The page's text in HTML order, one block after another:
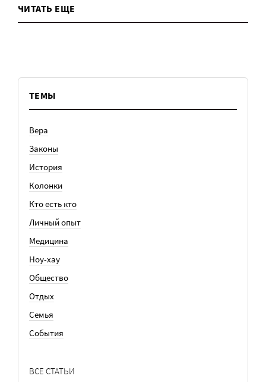
ЧИТАТЬ ЕЩЕ
ТЕМЫ
Вера
Законы
История
Колонки
Кто есть кто
Личный опыт
Медицина
Ноу-хау
Общество
Отдых
Семья
События
ВСЕ СТАТЬИ